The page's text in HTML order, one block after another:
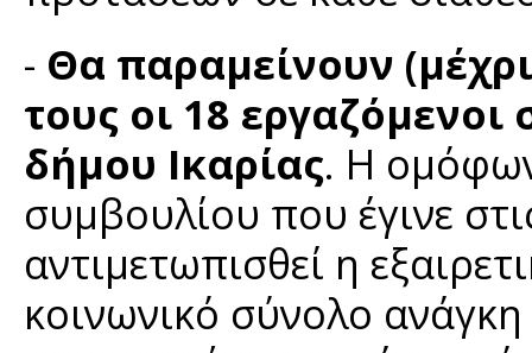
- Θα παραμείνουν
τους οι 18
δήμου Ικαρίας. Η
συμβουλίου που έγινε
αντιμετωπισθεί η
κοινωνικό σύνολο